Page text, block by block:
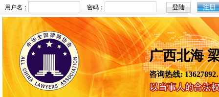
用户名： 密码： 注册
广西北海
咨询热线: